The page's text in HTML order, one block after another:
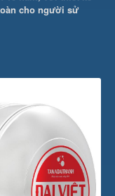
cho người sử